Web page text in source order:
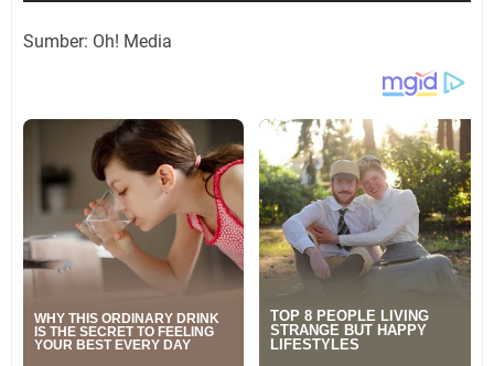
Sumber: Oh! Media